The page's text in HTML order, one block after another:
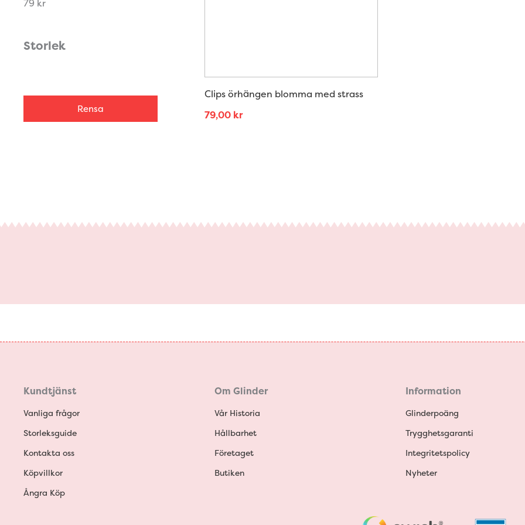
79 kr
Storlek
Rensa
Clips örhängen blomma med strass
79,00 kr
Kundtjänst
Vanliga frågor
Storleksguide
Kontakta oss
Köpvillkor
Ångra Köp
Om Glinder
Vår Historia
Hållbarhet
Företaget
Butiken
Information
Glinderpoäng
Trygghetsgaranti
Integritetspolicy
Nyheter